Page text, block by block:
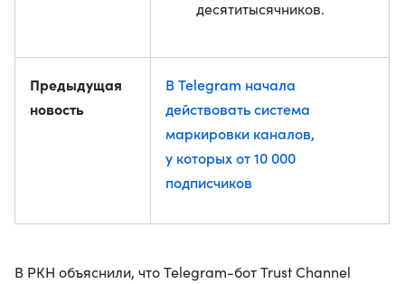
десятитысячников.
Предыдущая
новость
В Telegram начала
действовать система
маркировки каналов,
у которых от 10 000
подписчиков
В РКН объяснили, что Telegram-бот Trust Channel